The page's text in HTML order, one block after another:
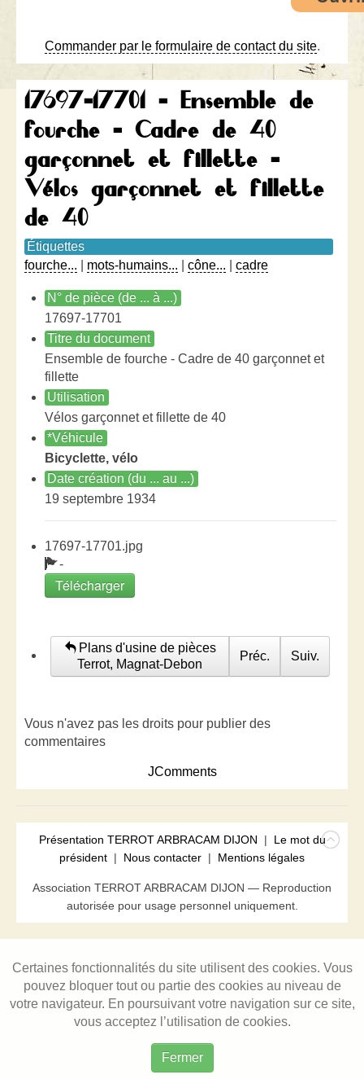
Commander par le formulaire de contact du site.
17697-17701 - Ensemble de
fourche - Cadre de 40
garçonnet et fillette -
Vélos garçonnet et fillette
de 40
Étiquettes
fourche...
mots-humains... cône... cadre
N° de pièce (de ... à ...)
17697-17701
Titre du document
Ensemble de fourche - Cadre de 40 garçonnet et
fillette
Utilisation
Vélos garçonnet et fillette de 40
*Véhicule
Bicyclette, vélo
Date création (du ... au ...)
19 septembre 1934
17697-17701.jpg
-
Télécharger
Plans d'usine de pièces
Terrot, Magnat-Debon
Préc. Suiv.
Vous n'avez pas les droits pour publier des
commentaires
JComments
Présentation TERROT ARBRACAM DIJON | Le mot du
président | Nous contacter | Mentions légales
Association TERROT ARBRACAM DIJON — Reproduction
autorisée pour usage personnel uniquement.
Certaines fonctionnalités du site utilisent des cookies. Vous
pouvez bloquer tout ou partie des cookies au niveau de
votre navigateur. En poursuivant votre navigation sur ce site,
vous acceptez l’utilisation de cookies.
Fermer